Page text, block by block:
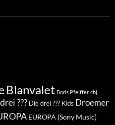
Blanvalet Boris Pfeiffer cbj
??? Die drei ??? Kids Droemer
EUROPA (Sony Music)